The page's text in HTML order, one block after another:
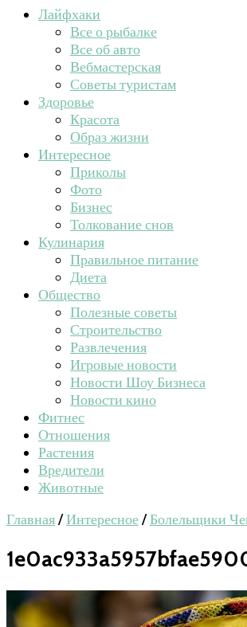
Лайфхаки
Все о рыбалке
Все об авто
Вебмастерская
Советы туристам
Здоровье
Красота
Образ жизни
Интересное
Приколы
Фото
Бизнес
Толкование снов
Кулинария
Правильное питание
Диета
Общество
Полезные советы
Строительство
Развлечения
Игровые новости
Новости Шоу Бизнеса
Новости кино
Фитнес
Отношения
Растения
Вредители
Животные
Главная/Интересное/Болельщики